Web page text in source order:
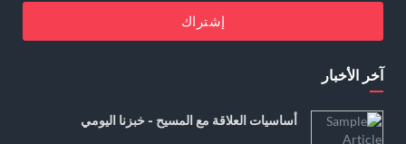
إشتراك
آخر الأخبار
أساسيات العلاقة مع المسيح - خبزنا اليومي